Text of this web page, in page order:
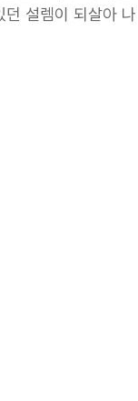
설렘이 되살아 나